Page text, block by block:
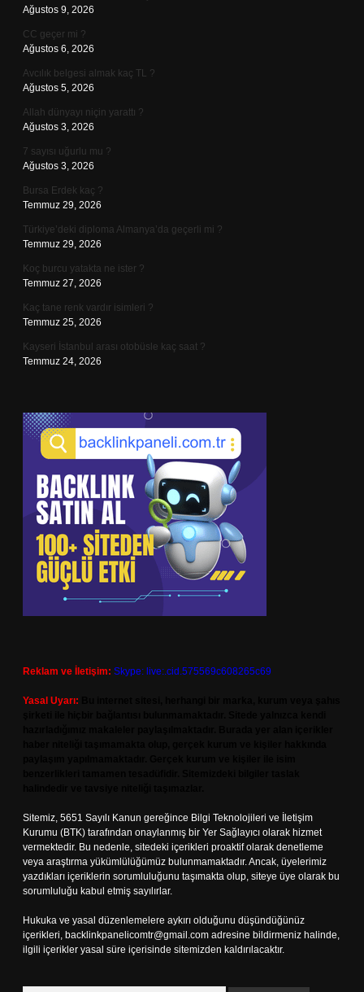
Ağustos 9, 2026
CC geçer mi ?
Ağustos 6, 2026
Avcılık belgesi almak kaç TL ?
Ağustos 5, 2026
Allah dünyayı niçin yarattı ?
Ağustos 3, 2026
7 sayısı uğurlu mu ?
Ağustos 3, 2026
Bursa Erdek kaç ?
Temmuz 29, 2026
Türkiye’deki diploma Almanya’da geçerli mi ?
Temmuz 29, 2026
Koç burcu yatakta ne ister ?
Temmuz 27, 2026
Kaç tane renk vardır isimleri ?
Temmuz 25, 2026
Kayseri İstanbul arası otobüsle kaç saat ?
Temmuz 24, 2026
Reklam ve İletişim: Skype: live:.cid.575569c608265c69
Yasal Uyarı:
Sitemiz, 5651 Sayılı Kanun gereğince Bilgi Teknolojileri ve İletişim
Kurumu (BTK) tarafından onaylanmış bir Yer Sağlayıcı olarak hizmet
vermektedir. Bu nedenle, sitedeki içerikleri proaktif olarak denetleme
veya araştırma yükümlülüğümüz bulunmamaktadır. Ancak, üyelerimiz
yazdıkları içeriklerin sorumluluğunu taşımakta olup, siteye üye olarak bu
sorumluluğu kabul etmiş sayılırlar.
Hukuka ve yasal düzenlemelere aykırı olduğunu düşündüğünüz
içerikleri, backlinkpanelicomtr@gmail.com adresine bildirmeniz halinde,
ilgili içerikler yasal süre içerisinde sitemizden kaldırılacaktır.